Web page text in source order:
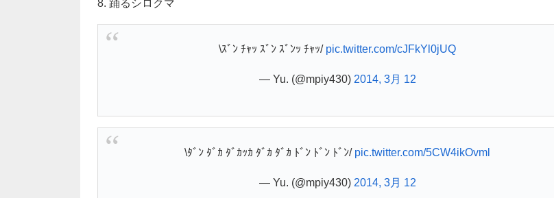
8. 踊るシロクマ
\ｽﾞﾝ ﾁｬｯ ｽﾞﾝ ｽﾞﾝｯ ﾁｬｯ/ pic.twitter.com/cJFkYl0jUQ
— Yu. (@mpiy430) 2014, 3月 12
\ﾀﾞﾝ ﾀﾞｶ ﾀﾞｶｯｶ ﾀﾞｶ ﾀﾞｶ ﾄﾞﾝ ﾄﾞﾝ ﾄﾞﾝ/ pic.twitter.com/5CW4ikOvml
— Yu. (@mpiy430) 2014, 3月 12